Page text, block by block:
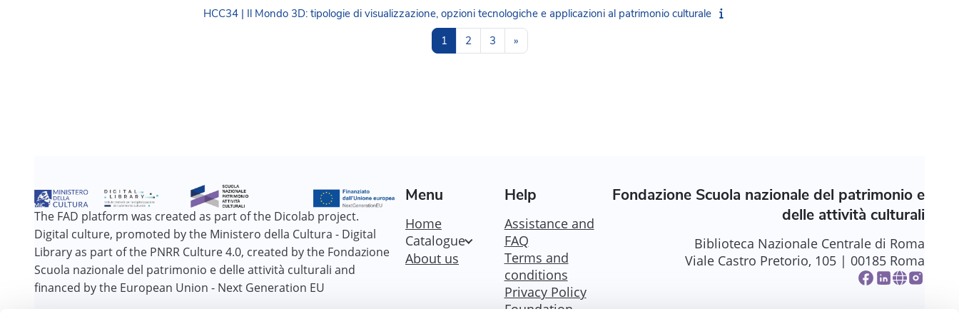
HCC34 | Il Mondo 3D: tipologie di visualizzazione, opzioni tecnologiche e applicazioni al patrimonio culturale
1Page 1
2Page 2
3Page 3
»Next page
The FAD platform was created as part of the Dicolab project.
Digital culture, promoted by the Ministero della Cultura - Digital
Library as part of the PNRR Culture 4.0, created by the Fondazione
Scuola nazionale del patrimonio e delle attività culturali and
financed by the European Union - Next Generation EU
Menu
Home
Catalogue
About us
Help
Assistance and
FAQ
Terms and
conditions
Privacy Policy
Foundation
Fondazione Scuola nazionale del patrimonio e
delle attività culturali
Biblioteca Nazionale Centrale di Roma
Viale Castro Pretorio, 105 | 00185 Roma